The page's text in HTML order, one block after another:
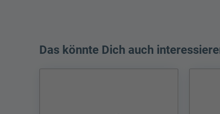
Das könnte Dich auch